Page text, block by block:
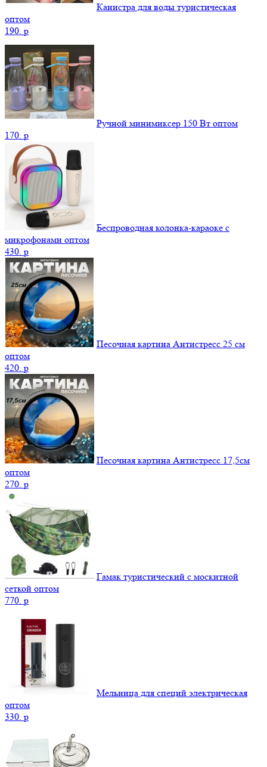
Канистра для воды туристическая
оптом
190. p
Ручной минимиксер 150 Вт оптом
170. p
Беспроводная колонка-караоке с
микрофонами оптом
430. p
Песочная картина Антистресс 25 см
оптом
420. p
Песочная картина Антистресс 17,5см
оптом
270. p
Гамак туристический с москитной
сеткой оптом
770. p
Мельница для специй электрическая
оптом
330. p